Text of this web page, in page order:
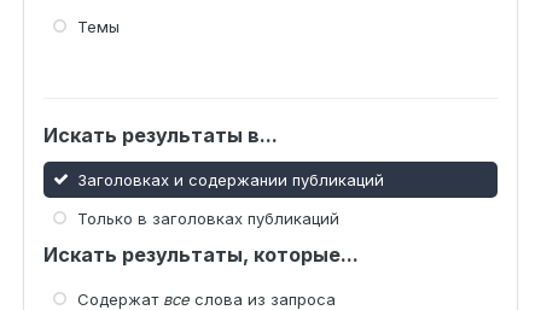
Темы
Искать результаты в...
Заголовках и содержании публикаций
Только в заголовках публикаций
Искать результаты, которые...
Содержат все слова из запроса